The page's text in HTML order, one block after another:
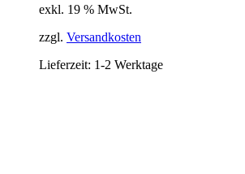
exkl. 19 % MwSt.
zzgl. Versandkosten
Lieferzeit: 1-2 Werktage